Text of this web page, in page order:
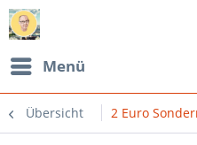
Menü
Übersicht 2 Euro